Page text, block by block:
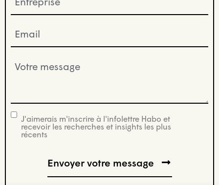
(Nécessaire)
(Nécessaire)
message
infolettre
J'aimerais m'inscrire à l'infolettre Habo et
recevoir les recherches et insights les plus
récents